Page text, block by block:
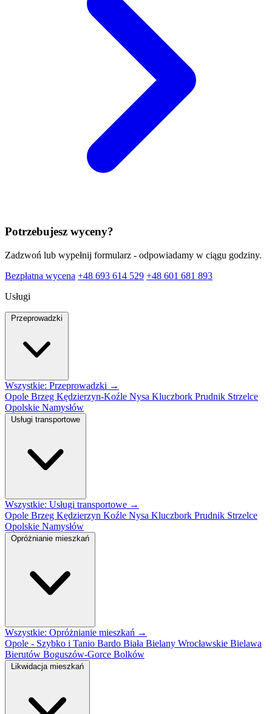
Potrzebujesz wyceny?
Zadzwoń lub wypełnij formularz - odpowiadamy w ciągu godziny.
Bezpłatna wycena +48 693 614 529 +48 601 681 893
Usługi
Przeprowadzki
Wszystkie: Przeprowadzki →
Opole Brzeg Kędzierzyn-Koźle Nysa Kluczbork Prudnik Strzelce
Opolskie Namysłów
Usługi transportowe
Wszystkie: Usługi transportowe →
Opole Brzeg Kędzierzyn Koźle Nysa Kluczbork Prudnik Strzelce
Opolskie Namysłów
Opróżnianie mieszkań
Wszystkie: Opróżnianie mieszkań →
Opole - Szybko i Tanio Bardo Biała Bielany Wrocławskie Bielawa
Bierutów Boguszów-Gorce Bolków
Likwidacja mieszkań